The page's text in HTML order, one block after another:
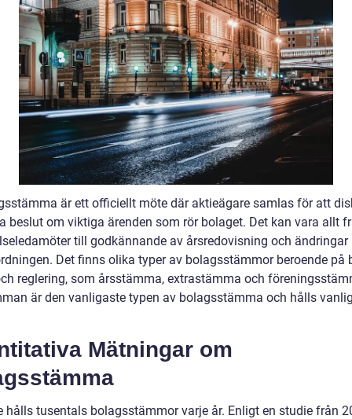
är ett officiellt möte där aktieägare samlas för att
beslut om viktiga ärenden som rör bolaget. Det kan vara allt
till godkännande av årsredovisning och ändringar
Det finns olika typer av bolagsstämmor beroende på
reglering, som årsstämma, extrastämma och
är den vanligaste typen av bolagsstämma och hålls
Mätningar om
hålls tusentals bolagsstämmor varje år. Enligt en studie från